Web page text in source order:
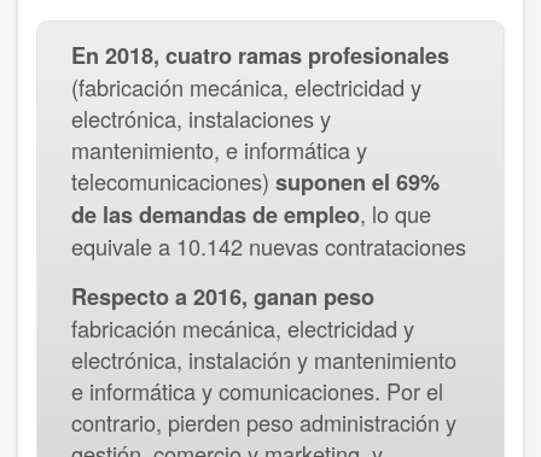
En 2018, cuatro ramas profesionales
(fabricación mecánica, electricidad y
electrónica, instalaciones y
mantenimiento, e informática y
telecomunicaciones) suponen el 69%
de las demandas de empleo, lo que
equivale a 10.142 nuevas contrataciones
Respecto a 2016, ganan peso
fabricación mecánica, electricidad y
electrónica, instalación y mantenimiento
e informática y comunicaciones. Por el
contrario, pierden peso administración y